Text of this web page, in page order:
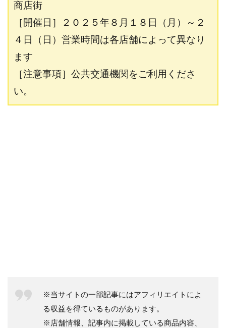
商店街
［開催日］２０２５年８月１８日（月）～２
４日（日）営業時間は各店舗によって異なり
ます
［注意事項］公共交通機関をご利用くださ
い。
※当サイトの一部記事にはアフィリエイトによ
る収益を得ているものがあります。
※店舗情報、記事内に掲載している商品内容、